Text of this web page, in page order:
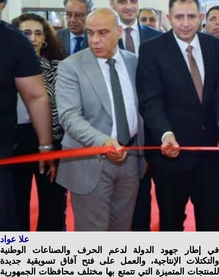
علا عواد
في إطار جهود الدولة لدعم الحرف والصناعات الوطنية
والتكتلات الإنتاجية، والعمل على فتح آفاق تسويقية جديدة
للمنتجات المتميزة التي تتمتع بها مختلف محافظات الجمهورية